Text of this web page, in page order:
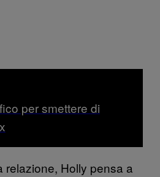
per smettere di
relazione, Holly pensa a